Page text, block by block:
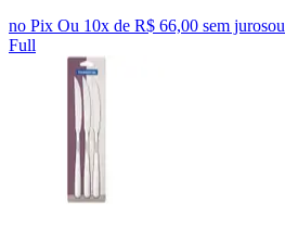
no Pix Ou 10x de R$ 66,00 sem jurosou
Full